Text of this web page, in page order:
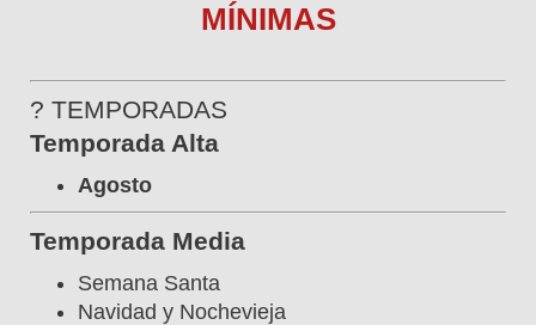
MÍNIMAS
? TEMPORADAS
Temporada Alta
Agosto
Temporada Media
Semana Santa
Navidad y Nochevieja